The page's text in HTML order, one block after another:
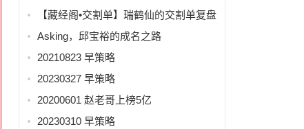
【藏经阁•交割单】瑞鹤仙的交割单复盘
Asking，邱宝裕的成名之路
20210823 早策略
20230327 早策略
20200601 赵老哥上榜5亿
20230310 早策略